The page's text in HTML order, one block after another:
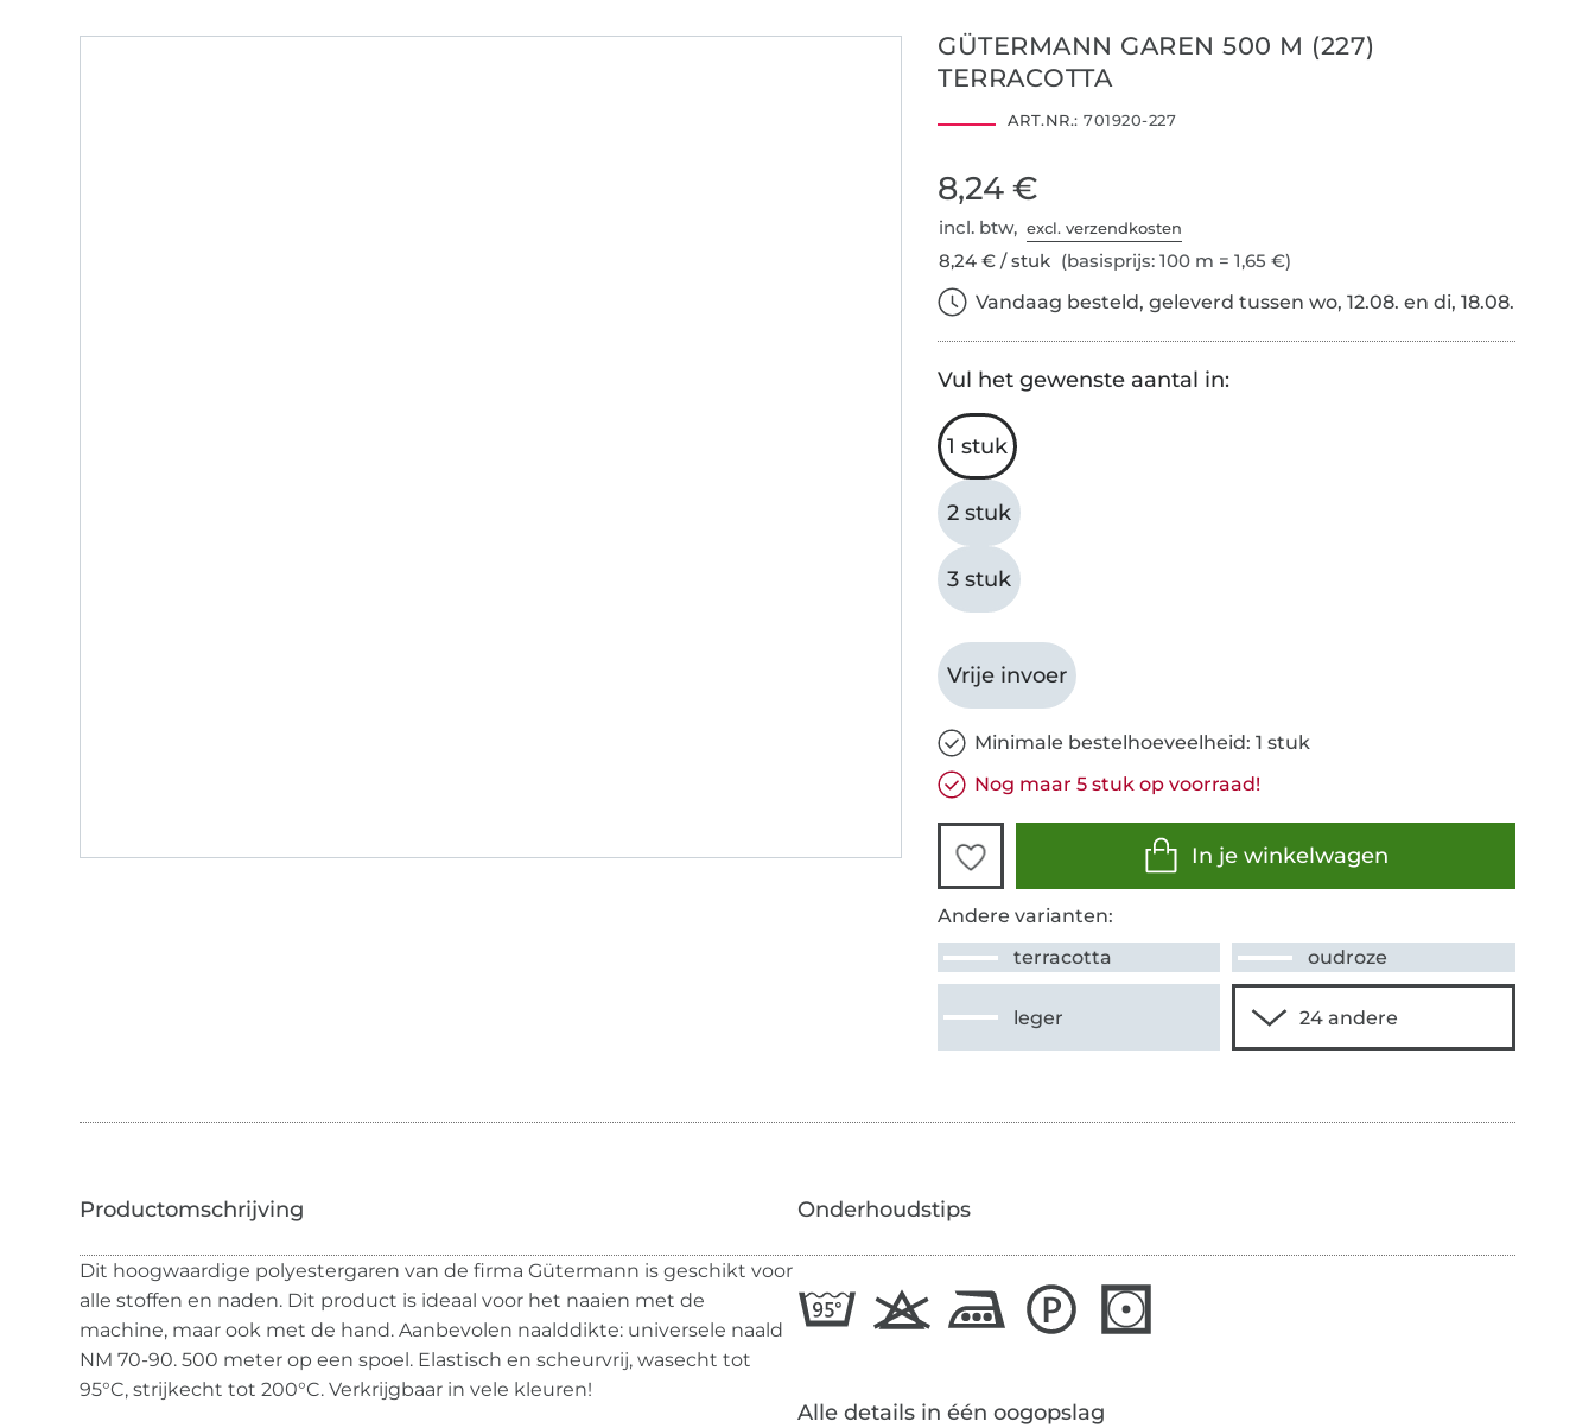
GÜTERMANN GAREN 500 M (227)
TERRACOTTA
ART.NR.: 701920-227
8,24 €
incl. btw,excl. verzendkosten
8,24 € / stuk (basisprijs: 100 m = 1,65 €)
Vandaag besteld, geleverd tussen wo, 12.08. en di, 18.08.
Vul het gewenste aantal in:
1 stuk
2 stuk
3 stuk
Vrije invoer
Minimale bestelhoeveelheid: 1 stuk
Nog maar 5 stuk op voorraad!
In je winkelwagen
Andere varianten:
terracotta
oudroze
leger
Dit hoogwaardige polyestergaren van de firma Gütermann is geschikt voor
alle stoffen en naden. Dit product is ideaal voor het naaien met de
machine, maar ook met de hand. Aanbevolen naalddikte: universele naald
NM 70-90. 500 meter op een spoel. Elastisch en scheurvrij, wasecht tot
95°C, strijkecht tot 200°C. Verkrijgbaar in vele kleuren!
Onderhoudstips
Alle details in één oogopslag